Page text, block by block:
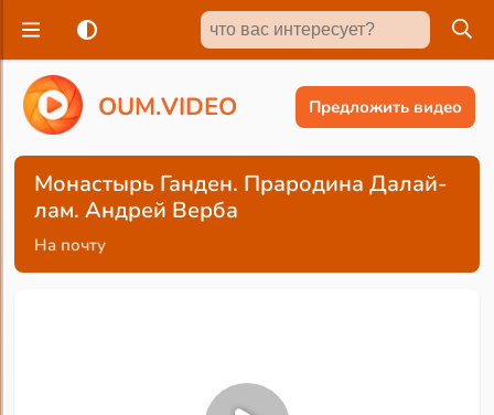
OUM.VIDEO Предложить видео
Монастырь Ганден. Прародина Далай-
лам. Андрей Верба
На почту